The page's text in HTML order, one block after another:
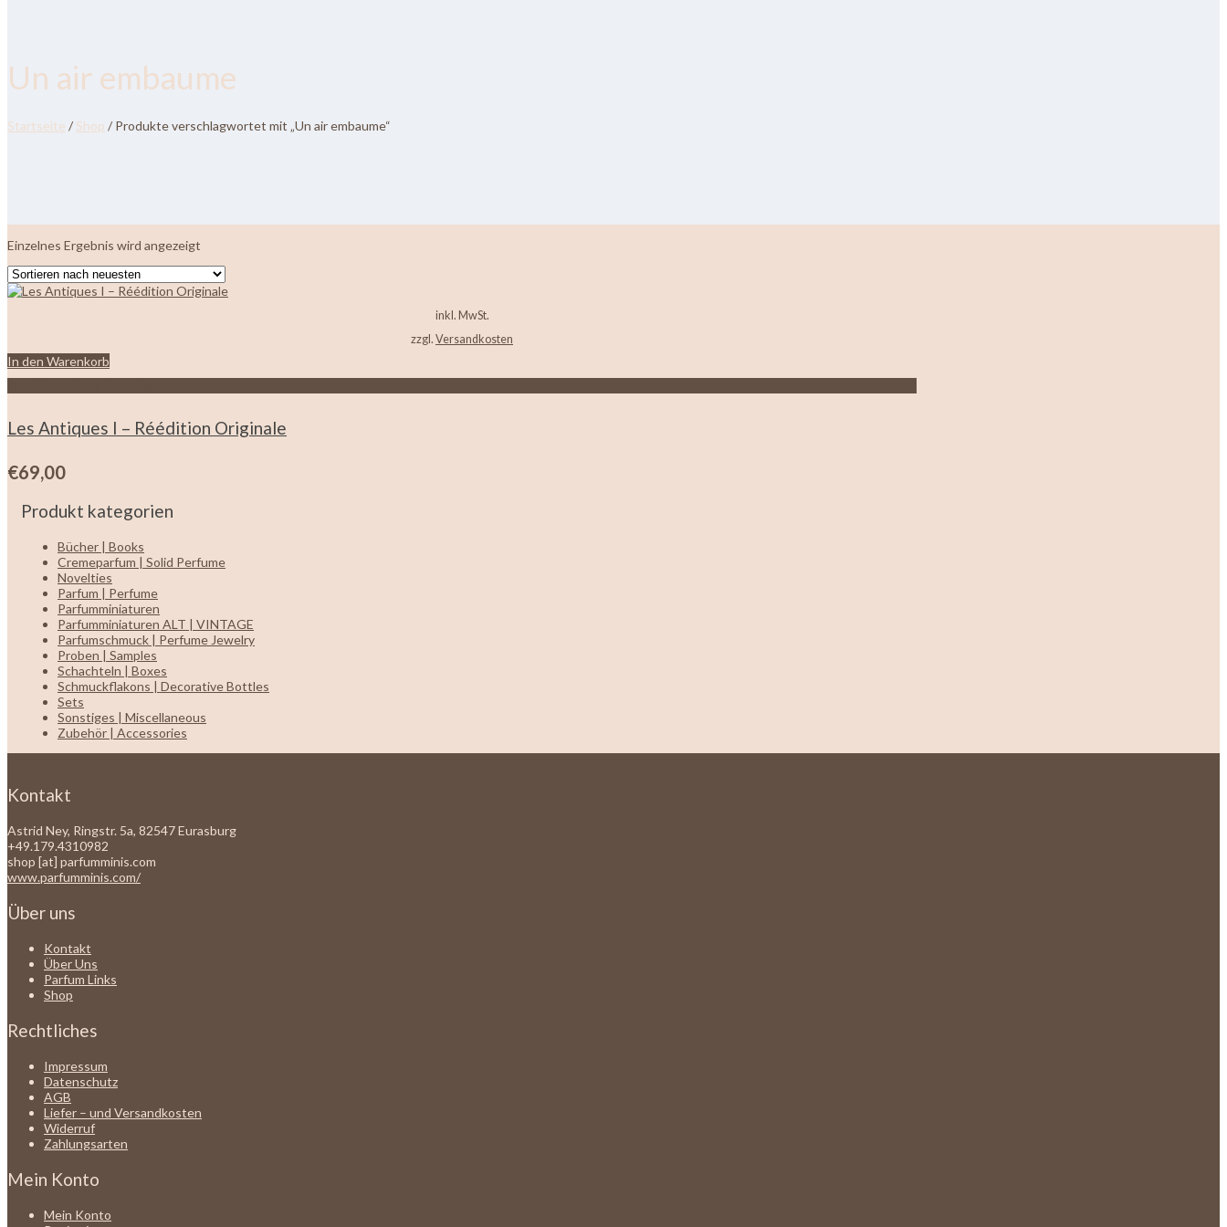
Un air embaume
Startseite / Shop / Produkte verschlagwortet mit „Un air embaume“
Einzelnes Ergebnis wird angezeigt
inkl. MwSt.
zzgl. Versandkosten
In den Warenkorb
Les Antiques I – Réédition Originale
€69,00
Produkt kategorien
Bücher | Books
Cremeparfum | Solid Perfume
Novelties
Parfum | Perfume
Parfumminiaturen
Parfumminiaturen ALT | VINTAGE
Parfumschmuck | Perfume Jewelry
Proben | Samples
Schachteln | Boxes
Schmuckflakons | Decorative Bottles
Sets
Sonstiges | Miscellaneous
Zubehör | Accessories
Kontakt
Astrid Ney, Ringstr. 5a, 82547 Eurasburg
+49.179.4310982
shop [at] parfumminis.com
www.parfumminis.com/
Über uns
Kontakt
Über Uns
Parfum Links
Shop
Rechtliches
Impressum
Datenschutz
AGB
Liefer – und Versandkosten
Widerruf
Zahlungsarten
Mein Konto
Mein Konto